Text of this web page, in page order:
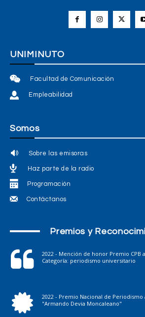
UNIMINUTO
Facultad de Comunicación
Empleabilidad
Somos
Sobre las emisoras
Haz parte de la radio
Programación
Contáctanos
Premios y
2022 - Mención de honor Premio
Categoría: periodismo universitario
2022 - Premio Nacional de Periodismo
"Armando Devia Moncaleano"